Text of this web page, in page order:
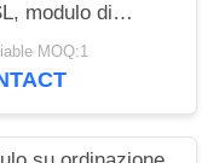
modulo di
elevato
più di piccola
MOQ:1